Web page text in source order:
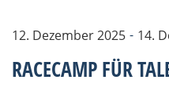
12. Dezember 2025 - 14.
RACECAMP FÜR